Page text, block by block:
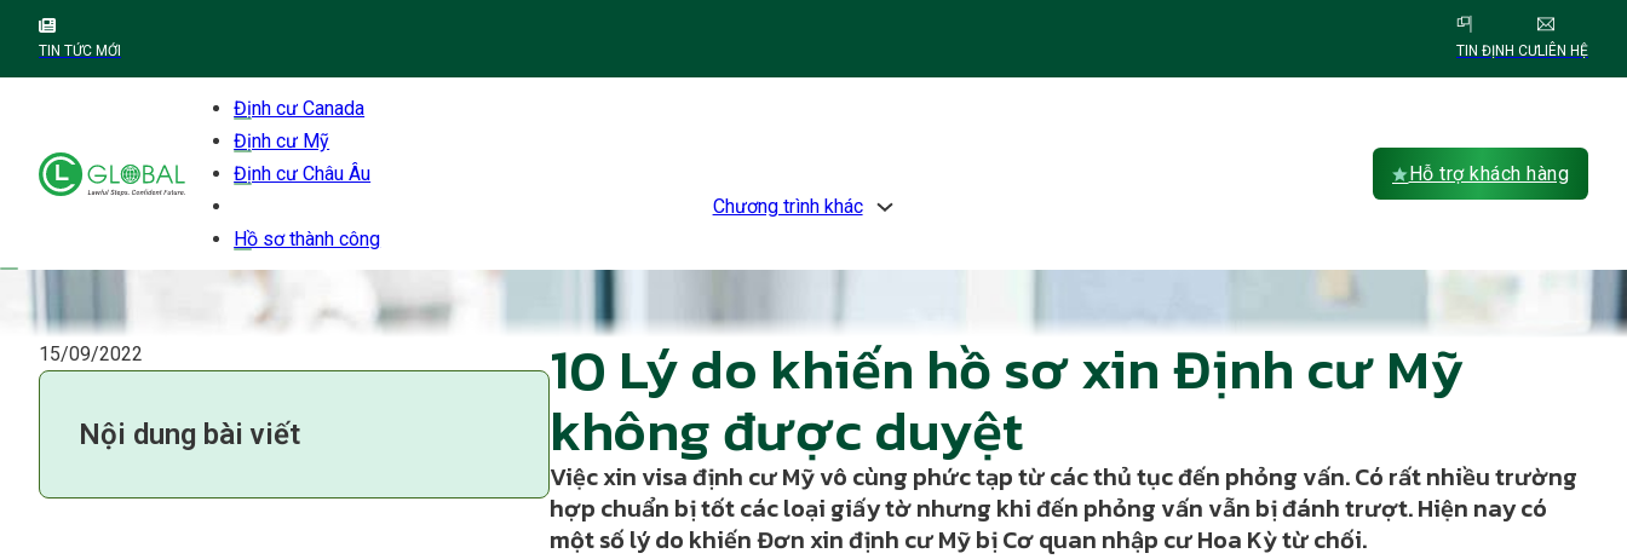
TIN TỨC MỚI TIN ĐỊNH CƯLIÊN HỆ
Định cư Canada
Định cư Mỹ
Định cư Châu Âu
Chương trình khác
Hồ sơ thành công
Hỗ trợ khách hàng
15/09/2022
Nội dung bài viết
10 Lý do khiến hồ sơ xin Định cư Mỹ
không được duyệt
Việc xin visa định cư Mỹ vô cùng phức tạp từ các thủ tục đến phỏng vấn. Có rất nhiều trường
hợp chuẩn bị tốt các loại giấy tờ nhưng khi đến phỏng vấn vẫn bị đánh trượt. Hiện nay có
một số lý do khiến Đơn xin định cư Mỹ bị Cơ quan nhập cư Hoa Kỳ từ chối.